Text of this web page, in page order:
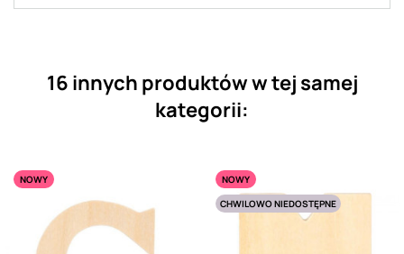
16 innych produktów w tej samej
kategorii:
NOWY
NOWY
CHWILOWO NIEDOSTĘPNE